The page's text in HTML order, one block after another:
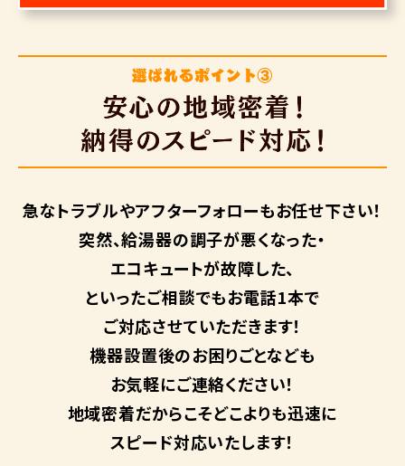
急なトラブルやアフターフォローもお任せ下さい！
突然、給湯器の調子が悪くなった・
エコキュートが故障した、
といったご相談でもお電話1本で
ご対応させていただきます！
機器設置後のお困りごとなども
お気軽にご連絡ください！
地域密着だからこそどこよりも迅速に
スピード対応いたします！